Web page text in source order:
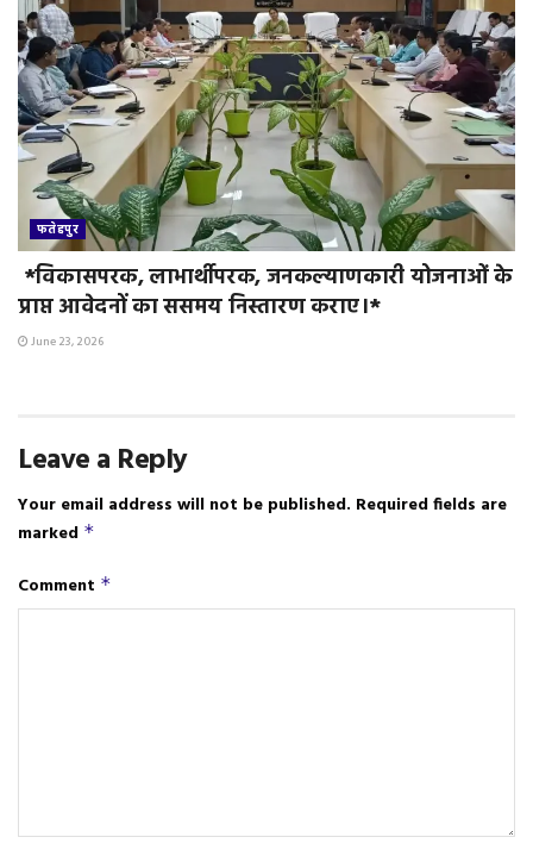
फतेहपुर
*विकासपरक, लाभार्थीपरक, जनकल्याणकारी योजनाओं के
प्राप्त आवेदनों का ससमय निस्तारण कराए।*
June 23, 2026
Leave a Reply
Your email address will not be published. Required fields are
marked *
Comment *